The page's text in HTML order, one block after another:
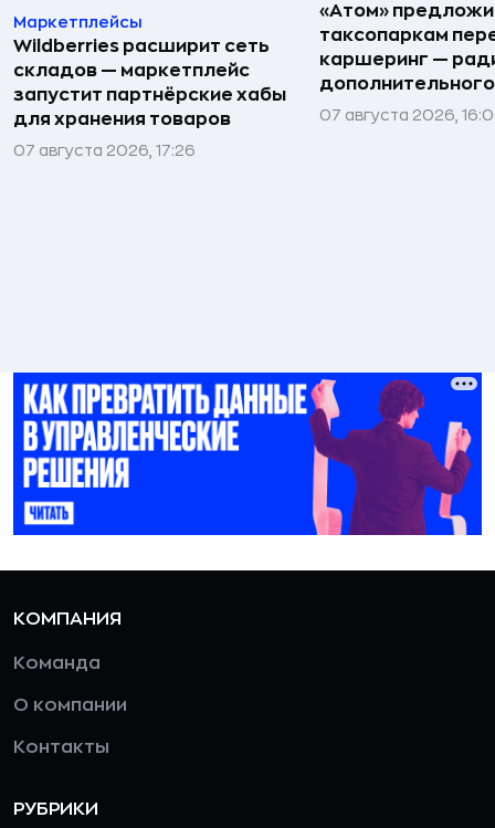
Маркетплейсы
Wildberries расширит сеть
складов — маркетплейс
запустит партнёрские хабы
для хранения товаров
07 августа 2026, 17:26
«Атом»
таксопаркам
каршеринг —
07 августа 2026,
КОМПАНИЯ
Команда
О компании
Контакты
РУБРИКИ